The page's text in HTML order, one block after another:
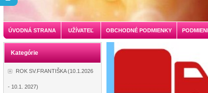
ÚVODNÁ STRANA UŽÍVATEĽ OBCHODNÉ PODMIENKY
Kategórie
ROK SV.FRANTIŠKA (10.1.2026
- 10.1. 2027)